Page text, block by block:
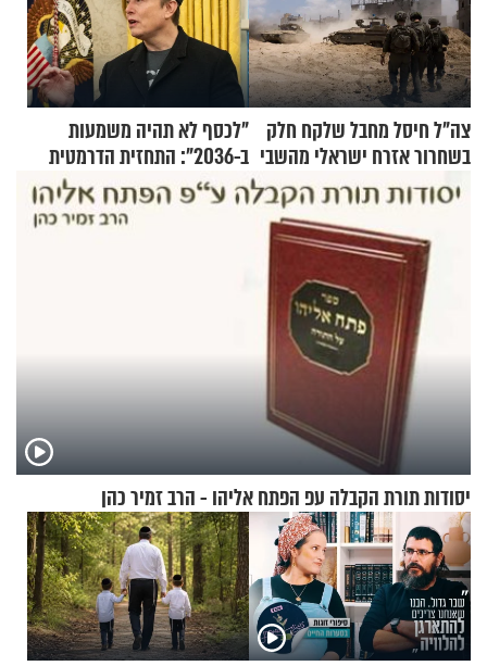
צה"ל חיסל מחבל שלקח חלק
בשחרור אזרח ישראלי מהשבי
"לכסף לא תהיה משמעות
ב-2036": התחזית הדרמטית
של אילון מאסק על עתיד
הכלכלה
יסודות תורת הקבלה עפ הפתח אליהו - הרב זמיר כהן